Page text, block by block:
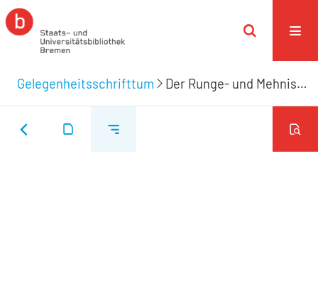
Gelegenheitsschrifttum Der Runge- und Mehnischen Eheverbindung, welche den 26 April 1774. vollzogen wurde, widmet diese Zeilen